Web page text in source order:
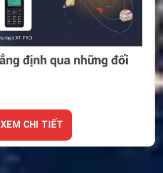
XEM CHI TIẾT